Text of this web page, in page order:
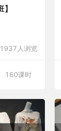
1937人浏览
160课时